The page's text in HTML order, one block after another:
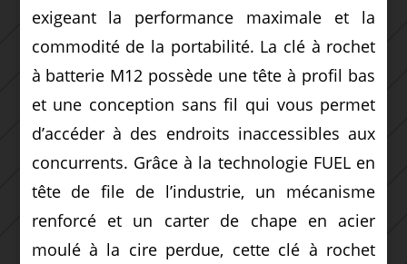
exigeant la performance maximale et la
commodité de la portabilité. La clé à rochet
à batterie M12 possède une tête à profil bas
et une conception sans fil qui vous permet
d’accéder à des endroits inaccessibles aux
concurrents. Grâce à la technologie FUEL en
tête de file de l’industrie, un mécanisme
renforcé et un carter de chape en acier
moulé à la cire perdue, cette clé à rochet